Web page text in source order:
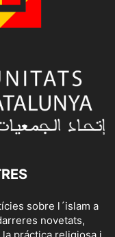
sobre l´islam a
novetats,